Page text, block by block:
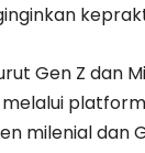
Gen Z dan
milenial dan